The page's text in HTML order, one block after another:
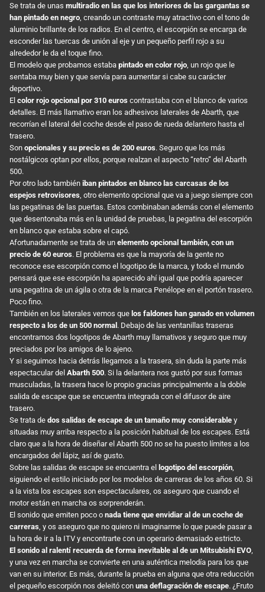
Se trata de unas multiradio en las que los interiores de las gargantas se
han pintado en negro , creando un contraste muy atractivo con el tono de
aluminio brillante de los radios. En el centro, el escorpión se encarga de
esconder las tuercas de unión al eje y un pequeño perfil rojo a su
alrededor le da el toque fino.
El modelo que probamos estaba pintado en color rojo , un rojo que le
sentaba muy bien y que servía para aumentar si cabe su carácter
deportivo.
El color rojo opcional por 310 euros contrastaba con el blanco de varios
detalles. El más llamativo eran los adhesivos laterales de Abarth, que
recorrían el lateral del coche desde el paso de rueda delantero hasta el
trasero.
Son opcionales y su precio es de 200 euros. Seguro que los más
nostálgicos optan por ellos, porque realzan el aspecto “retro” del Abarth
500.
Por otro lado también iban pintados en blanco las carcasas de los
espejos retrovisores , otro elemento opcional que va a juego siempre con
las pegatinas de las puertas. Estos combinaban además con el elemento
que desentonaba más en la unidad de pruebas, la pegatina del escorpión
en blanco que estaba sobre el capó.
Afortunadamente se trata de un elemento opcional también, con un
precio de 60 euros. El problema es que la mayoría de la gente no
reconoce ese escorpión como el logotipo de la marca, y todo el mundo
pensará que ese escorpión ha aparecido ahí igual que podría aparecer
una pegatina de un ágila o otra de la marca Penélope en el portón trasero.
Poco fino.
También en los laterales vemos que los faldones han ganado en volumen
respecto a los de un 500 normal. Debajo de las ventanillas traseras
encontramos dos logotipos de Abarth muy llamativos y seguro que muy
preciados por los amigos de lo ajeno.
Y si seguimos hacia detrás llegamos a la trasera, sin duda la parte más
espectacular del Abarth 500. Si la delantera nos gustó por sus formas
musculadas, la trasera hace lo propio gracias principalmente a la doble
salida de escape que se encuentra integrada con el difusor de aire
trasero.
Se trata de dos salidas de escape de un tamaño muy considerable y
situadas muy arriba respecto a la posición habitual de los escapes. Está
claro que a la hora de diseñar el Abarth 500 no se ha puesto límites a los
encargados del lápiz, así de gusto.
Sobre las salidas de escape se encuentra el logotipo del escorpión
siguiendo el estilo iniciado por los modelos de carreras de los años 60. Si
a la vista los escapes son espectaculares, os aseguro que cuando el
motor están en marcha os sorprenderán.
El sonido que emiten poco o nada tiene que envidiar al de un coche de
carreras , y os aseguro que no quiero ni imaginarme lo que puede pasar a
la hora de ir a la ITV y encontrarte con un operario demasiado estricto.
El sonido al ralentí recuerda de forma inevitable al de un Mitsubishi EVO
y una vez en marcha se convierte en una auténtica melodía para los que
van en su interior. Es más, durante la prueba en alguna que otra reducción
el pequeño escorpión nos deleitó con una deflagración de escape. ¿Fruto